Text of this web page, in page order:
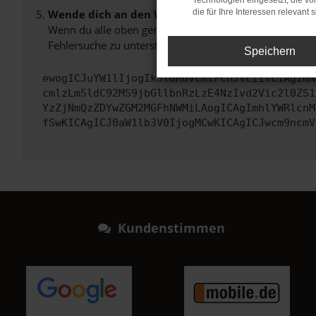
Wende dich an den Webseitenbetreiber.
Wenn du alle oben genannten Schritte versucht hast,
Fehlersuche zu unterstützen:
Kundenstimmen
die für Ihre Interessen relevant
Speichern